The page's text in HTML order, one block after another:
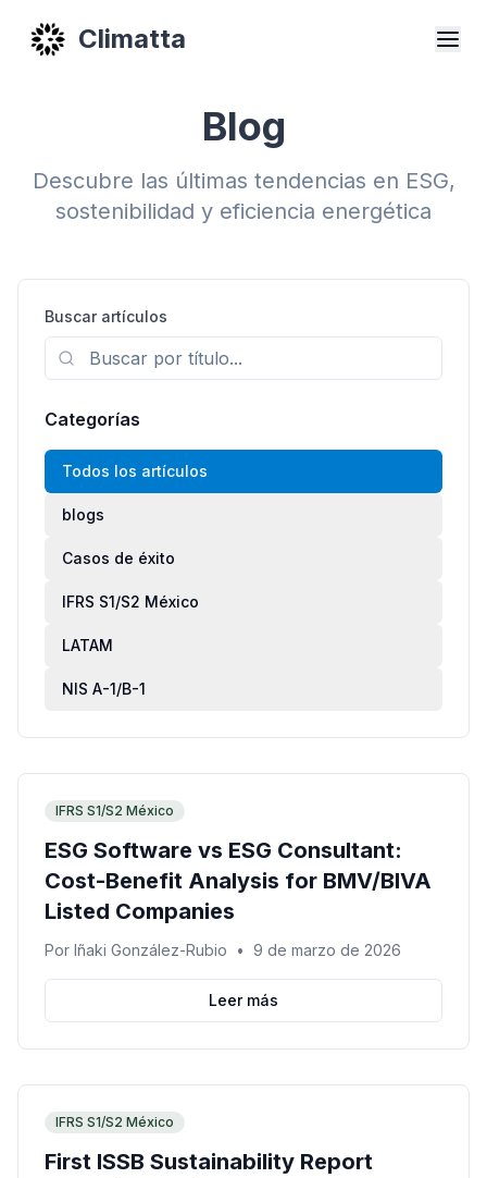
Climatta
Blog
Descubre las últimas tendencias en ESG,
sostenibilidad y eficiencia energética
Buscar artículos
Categorías
Todos los artículos
blogs
Casos de éxito
IFRS S1/S2 México
LATAM
NIS A-1/B-1
IFRS S1/S2 México
ESG Software vs ESG Consultant:
Cost-Benefit Analysis for BMV/BIVA
Listed Companies
Por Iñaki González-Rubio • 9 de marzo de 2026
Leer más
IFRS S1/S2 México
First ISSB Sustainability Report